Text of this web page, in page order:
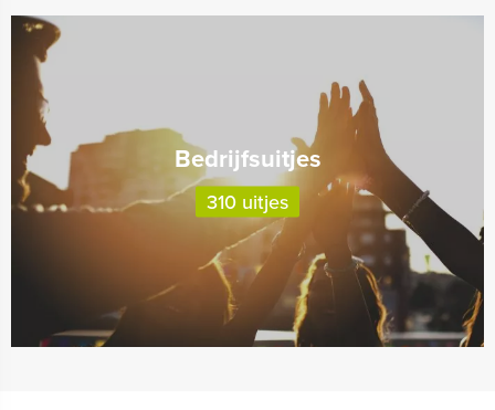
Bedrijfsuitjes
310 uitjes